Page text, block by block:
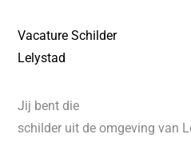
Vacature Schilder
Lelystad
Jij bent die
schilder uit de omgeving van